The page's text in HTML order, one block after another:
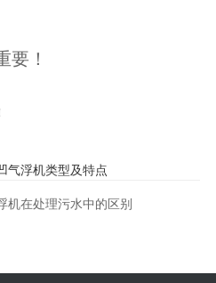
要！
气浮机类型及特点
机在处理污水中的区别